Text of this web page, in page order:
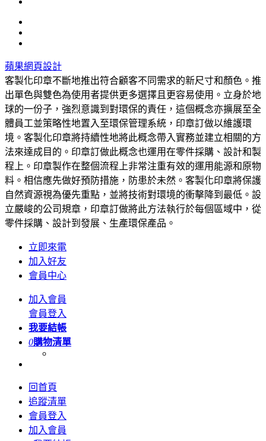
蘋果網頁設計
客製化印章不斷地推出符合顧客不同需求的新尺寸和顏色。推
出單色與雙色為使用者提供更多選擇且更容易使用。立身於地
球的一份子，強烈意識到對環保的責任，這個概念亦擴展至全
體員工並策略性地置入至環保管理系統，印章訂做以維護環
境。客製化印章將持續性地將此概念帶入實務並建立相關的方
法來達成目的。印章訂做此概念也運用在零件採購、設計和製
程上。印章製作在整個流程上非常注重有效的運用能源和原物
料。相信應先做好預防措施，防患於未然。客製化印章將保護
自然資源視為優先重點，並將技術對環境的衝擊降到最低。設
立嚴峻的公司規章，印章訂做將此方法執行於每個區域中，從
零件採購、設計到發展、生產環保產品。
立即來電
加入好友
會員中心
加入會員
會員登入
我要結帳
0購物清單
回首頁
追蹤清單
會員登入
加入會員